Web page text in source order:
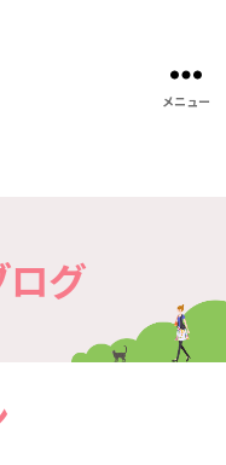
メニュー
ログ